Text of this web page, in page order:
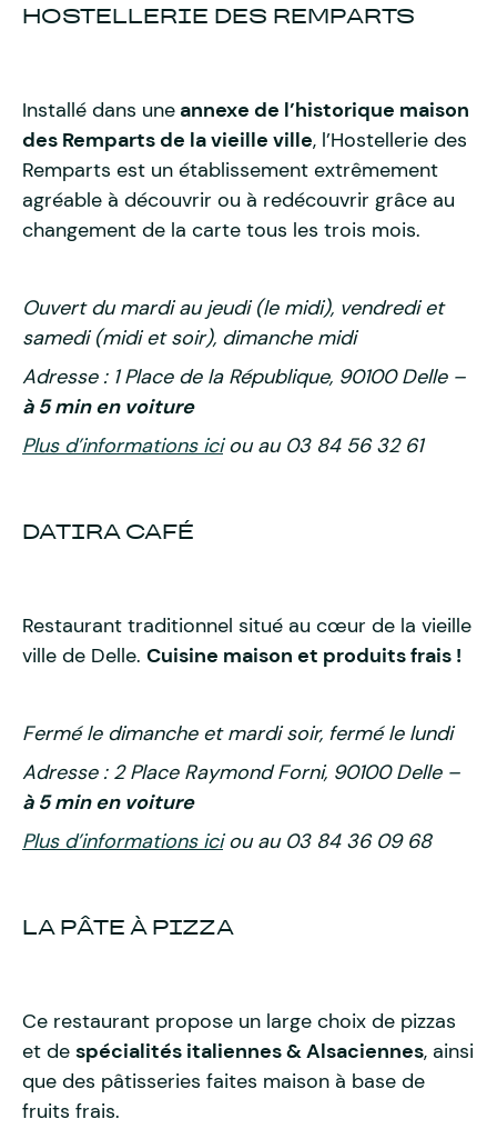
HOSTELLERIE DES REMPARTS
Installé dans une annexe de l’historique maison
des Remparts de la vieille ville, l’Hostellerie des
Remparts est un établissement extrêmement
agréable à découvrir ou à redécouvrir grâce au
changement de la carte tous les trois mois.
Ouvert du mardi au jeudi (le midi), vendredi et
samedi (midi et soir), dimanche midi
Adresse : 1 Place de la République, 90100 Delle –
à 5 min en voiture
Plus d’informations iciou au 03 84 56 32 61
DATIRA CAFÉ
Restaurant traditionnel situé au cœur de la vieille
ville de Delle. Cuisine maison et produits frais !
Fermé le dimanche et mardi soir, fermé le lundi
Adresse : 2 Place Raymond Forni, 90100 Delle –
à 5 min en voiture
Plus d’informations iciou au 03 84 36 09 68
LA PÂTE À PIZZA
Ce restaurant propose un large choix de pizzas
et de spécialités italiennes & Alsaciennes, ainsi
que des pâtisseries faites maison à base de
fruits frais.